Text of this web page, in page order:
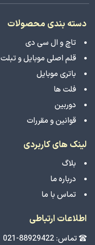
دسته بندی محصولات
تاچ و ال سی دی
قلم اصلی موبایل و تبلت
باتری موبایل
فلت ها
دوربین
قوانین و مقررات
لینک های کاربردی
بلاگ
درباره ما
تماس با ما
اطلاعات ارتباطی
تماس: 88929422-021